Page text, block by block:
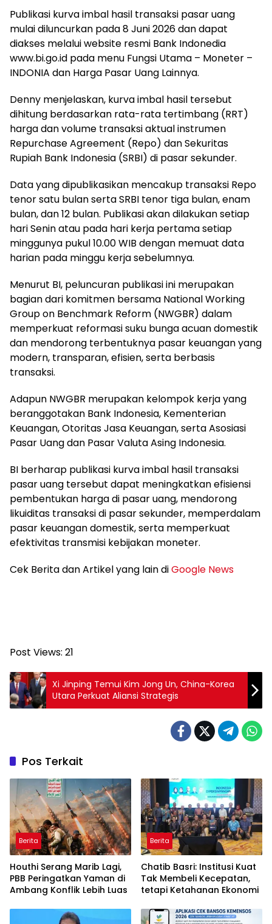
Publikasi kurva imbal hasil transaksi pasar uang
mulai diluncurkan pada 8 Juni 2026 dan dapat
diakses melalui website resmi Bank Indonedia
www.bi.go.id pada menu Fungsi Utama – Moneter –
INDONIA dan Harga Pasar Uang Lainnya.
Denny menjelaskan, kurva imbal hasil tersebut
dihitung berdasarkan rata-rata tertimbang (RRT)
harga dan volume transaksi aktual instrumen
Repurchase Agreement (Repo) dan Sekuritas
Rupiah Bank Indonesia (SRBI) di pasar sekunder.
Data yang dipublikasikan mencakup transaksi Repo
tenor satu bulan serta SRBI tenor tiga bulan, enam
bulan, dan 12 bulan. Publikasi akan dilakukan setiap
hari Senin atau pada hari kerja pertama setiap
minggunya pukul 10.00 WIB dengan memuat data
harian pada minggu kerja sebelumnya.
Menurut BI, peluncuran publikasi ini merupakan
bagian dari komitmen bersama National Working
Group on Benchmark Reform (NWGBR) dalam
memperkuat reformasi suku bunga acuan domestik
dan mendorong terbentuknya pasar keuangan yang
modern, transparan, efisien, serta berbasis
transaksi.
Adapun NWGBR merupakan kelompok kerja yang
beranggotakan Bank Indonesia, Kementerian
Keuangan, Otoritas Jasa Keuangan, serta Asosiasi
Pasar Uang dan Pasar Valuta Asing Indonesia.
BI berharap publikasi kurva imbal hasil transaksi
pasar uang tersebut dapat meningkatkan efisiensi
pembentukan harga di pasar uang, mendorong
likuiditas transaksi di pasar sekunder, memperdalam
pasar keuangan domestik, serta memperkuat
efektivitas transmisi kebijakan moneter.
Cek Berita dan Artikel yang lain diGoogle News
Post Views: 21
Xi Jinping Temui Kim Jong Un, China-Korea
Utara Perkuat Aliansi Strategis
Pos Terkait
Berita
Houthi Serang Marib Lagi,
PBB Peringatkan Yaman di
Ambang Konflik Lebih Luas
Berita
Chatib Basri: Institusi Kuat
Tak Membeli Kecepatan,
tetapi Ketahanan Ekonomi